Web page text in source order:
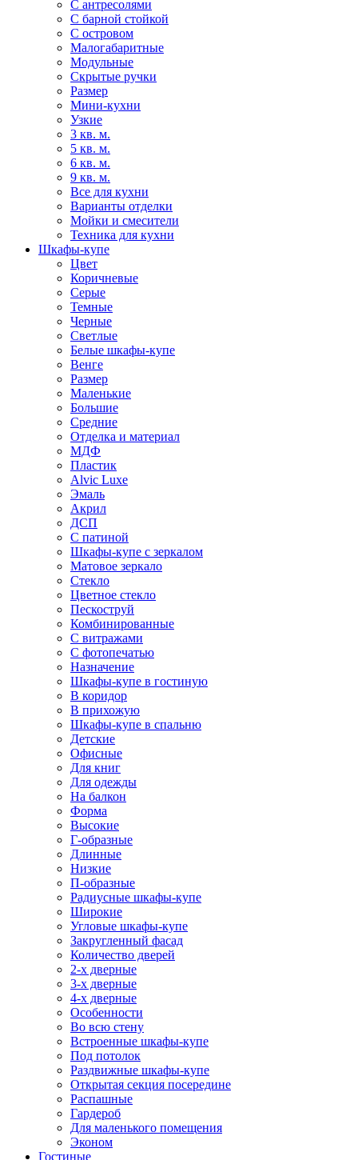
С антресолями
С барной стойкой
С островом
Малогабаритные
Модульные
Скрытые ручки
Размер
Мини-кухни
Узкие
3 кв. м.
5 кв. м.
6 кв. м.
9 кв. м.
Все для кухни
Варианты отделки
Мойки и смесители
Техника для кухни
Шкафы-купе
Цвет
Коричневые
Серые
Темные
Черные
Светлые
Белые шкафы-купе
Венге
Размер
Маленькие
Большие
Средние
Отделка и материал
МДФ
Пластик
Alvic Luxe
Эмаль
Акрил
ДСП
С патиной
Шкафы-купе с зеркалом
Матовое зеркало
Стекло
Цветное стекло
Пескоструй
Комбинированные
С витражами
С фотопечатью
Назначение
Шкафы-купе в гостиную
В коридор
В прихожую
Шкафы-купе в спальню
Детские
Офисные
Для книг
Для одежды
На балкон
Форма
Высокие
Г-образные
Длинные
Низкие
П-образные
Радиусные шкафы-купе
Широкие
Угловые шкафы-купе
Закругленный фасад
Количество дверей
2-х дверные
3-х дверные
4-х дверные
Особенности
Во всю стену
Встроенные шкафы-купе
Под потолок
Раздвижные шкафы-купе
Открытая секция посередине
Распашные
Гардероб
Для маленького помещения
Эконом
Гостиные